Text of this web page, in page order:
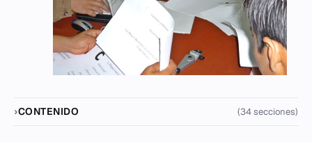
CONTENIDO (34 secciones)